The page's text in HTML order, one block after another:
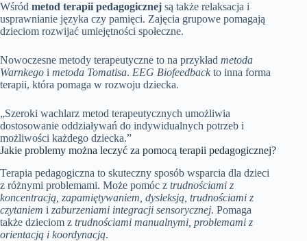
Wśród metod terapii pedagogicznej są także relaksacja i
usprawnianie języka czy pamięci. Zajęcia grupowe pomagają
dzieciom rozwijać umiejętności społeczne.
Nowoczesne metody terapeutyczne to na przykład metoda
Warnkego i metoda Tomatisa. EEG Biofeedback to inna forma
terapii, która pomaga w rozwoju dziecka.
„Szeroki wachlarz metod terapeutycznych umożliwia
dostosowanie oddziaływań do indywidualnych potrzeb i
możliwości każdego dziecka.”
Jakie problemy można leczyć za pomocą terapii pedagogicznej?
Terapia pedagogiczna to skuteczny sposób wsparcia dla dzieci
z różnymi problemami. Może pomóc z trudnościami z
koncentracją, zapamiętywaniem, dysleksją, trudnościami z
czytaniem i zaburzeniami integracji sensorycznej. Pomaga
także dzieciom z trudnościami manualnymi, problemami z
orientacją i koordynacją.